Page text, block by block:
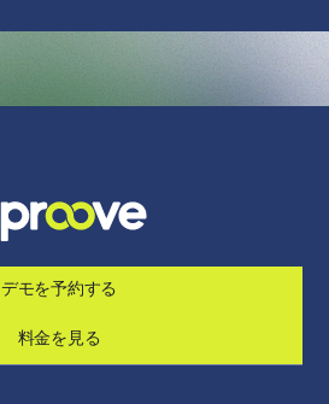
デモを予約する
料金を見る